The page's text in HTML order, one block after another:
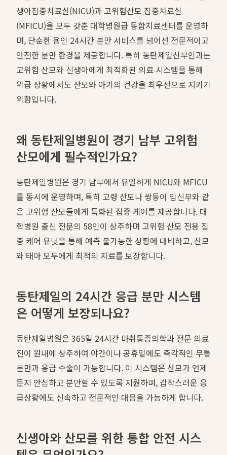
생아집중치료실(NICU)과 고위험산모 집중치료실
(MFICU)을 모두 갖춘 대학병원급 통합치료센터를 운영하
며, 단순한 용인 24시간 분만 서비스를 넘어선 전문적이고
안전한 분만 환경을 제공합니다. 특히 동탄제일산부인과는
고위험 산모와 신생아에게 최적화된 의료 시스템을 통해
위급 상황에서도 산모와 아기의 건강을 최우선으로 지키기
위함입니다.
왜 동탄제일병원이 경기 남부 고위험
산모에게 필수적인가요?
동탄제일병원은 경기 남부에서 유일하게 NICU와 MFICU
를 동시에 운영하며, 특히 고령 산모나 쌍둥이 임신부와 같
은 고위험 산모들에게 특화된 집중 케어를 제공합니다. 대
학병원 출신 전문의 58인이 상주하며 고위험 산모 전용 집
중 케어 유닛을 통해 예측 불가능한 상황에 대비하고, 산모
와 태아 모두에게 최적의 치료를 보장합니다.
동탄제일의 24시간 응급 분만 시스템
은 어떻게 보장되나요?
동탄제일병원은 365일 24시간 마취통증의학과 전문 의료
진이 원내에 상주하여 야간이나 공휴일에도 즉각적인 무통
분만과 응급 수술이 가능합니다. 이 시스템은 산모가 언제
든지 안심하고 분만할 수 있도록 지원하며, 갑작스러운 응
급상황에도 신속하고 전문적인 대응을 가능하게 합니다.
신생아와 산모를 위한 통합 안전 시스